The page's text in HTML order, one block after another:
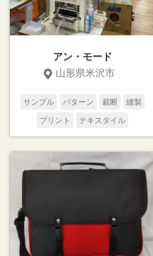
アン・モード
山形県米沢市
サンプル パターン 裁断 縫製
プリント テキスタイル